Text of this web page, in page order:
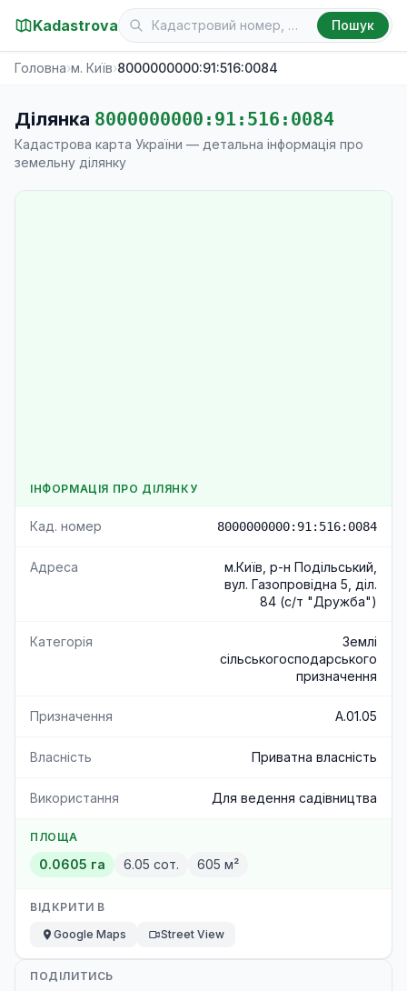
Kadastrova Пошук
Головна›м. Київ›8000000000:91:516:0084
Ділянка 8000000000:91:516:0084
Кадастрова карта України — детальна інформація про
земельну ділянку
ІНФОРМАЦІЯ ПРО ДІЛЯНКУ
Кад. номер 8000000000:91:516:0084
Адреса
м.Київ, р-н Подільський,
вул. Газопровідна 5, діл.
84 (с/т "Дружба")
Категорія
Землі
сільськогосподарського
призначення
Призначення A.01.05
Власність Приватна власність
Використання Для ведення садівництва
ПЛОЩА
0.0605 га 6.05 сот. 605 м²
ВІДКРИТИ В
Google Maps
Street View
ПОДІЛИТИСЬ